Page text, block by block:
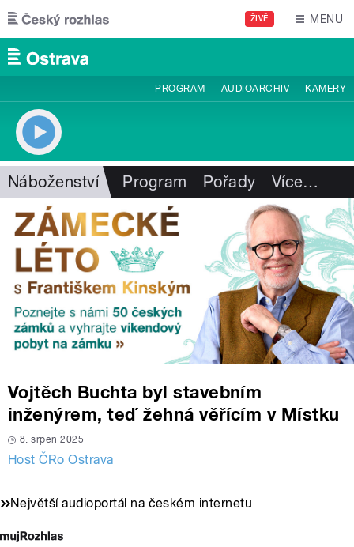
Přejít k hlavnímu obsahu
ŽIVĚ MENU
PROGRAM AUDIOARCHIV KAMERY
Náboženství Program Pořady Více…
Vojtěch Buchta byl stavebním
inženýrem, teď žehná věřícím v Místku
8. srpen 2025
Host ČRo Ostrava
Největší audioportál na českém internetu